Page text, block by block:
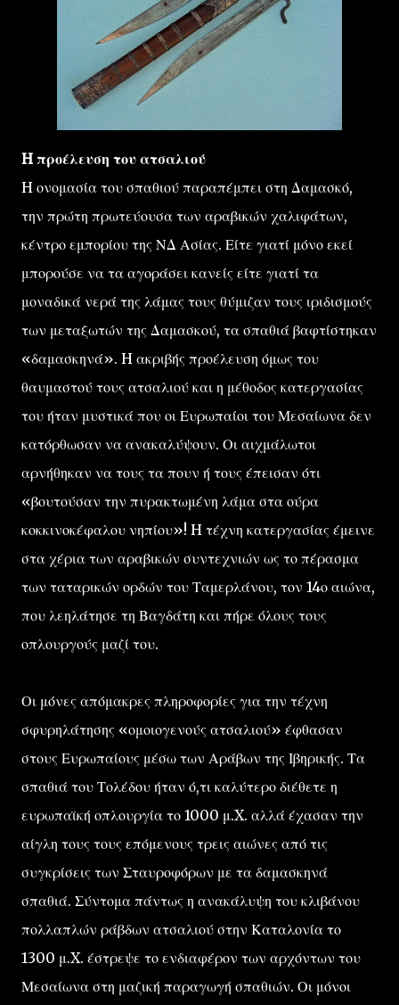
H προέλευση του ατσαλιού
H ονομασία του σπαθιού παραπέμπει στη Δαμασκό,
την πρώτη πρωτεύουσα των αραβικών χαλιφάτων,
κέντρο εμπορίου της ΝΔ Ασίας. Είτε γιατί μόνο εκεί
μπορούσε να τα αγοράσει κανείς είτε γιατί τα
μοναδικά νερά της λάμας τους θύμιζαν τους ιριδισμούς
των μεταξωτών της Δαμασκού, τα σπαθιά βαφτίστηκαν
«δαμασκηνά». H ακριβής προέλευση όμως του
θαυμαστού τους ατσαλιού και η μέθοδος κατεργασίας
του ήταν μυστικά που οι Ευρωπαίοι του Μεσαίωνα δεν
κατόρθωσαν να ανακαλύψουν. Οι αιχμάλωτοι
αρνήθηκαν να τους τα πουν ή τους έπεισαν ότι
«βουτούσαν την πυρακτωμένη λάμα στα ούρα
κοκκινοκέφαλου νηπίου»! H τέχνη κατεργασίας έμεινε
στα χέρια των αραβικών συντεχνιών ως το πέρασμα
των ταταρικών ορδών του Ταμερλάνου, τον 14ο αιώνα,
που λεηλάτησε τη Βαγδάτη και πήρε όλους τους
οπλουργούς μαζί του.
Οι μόνες απόμακρες πληροφορίες για την τέχνη
σφυρηλάτησης «ομοιογενούς ατσαλιού» έφθασαν
στους Ευρωπαίους μέσω των Αράβων της Ιβηρικής. Τα
σπαθιά του Τολέδου ήταν ό,τι καλύτερο διέθετε η
ευρωπαϊκή οπλουργία το 1000 μ.X. αλλά έχασαν την
αίγλη τους τους επόμενους τρεις αιώνες από τις
συγκρίσεις των Σταυροφόρων με τα δαμασκηνά
σπαθιά. Σύντομα πάντως η ανακάλυψη του κλιβάνου
πολλαπλών ράβδων ατσαλιού στην Καταλονία το
1300 μ.X. έστρεψε το ενδιαφέρον των αρχόντων του
Μεσαίωνα στη μαζική παραγωγή σπαθιών. Οι μόνοι